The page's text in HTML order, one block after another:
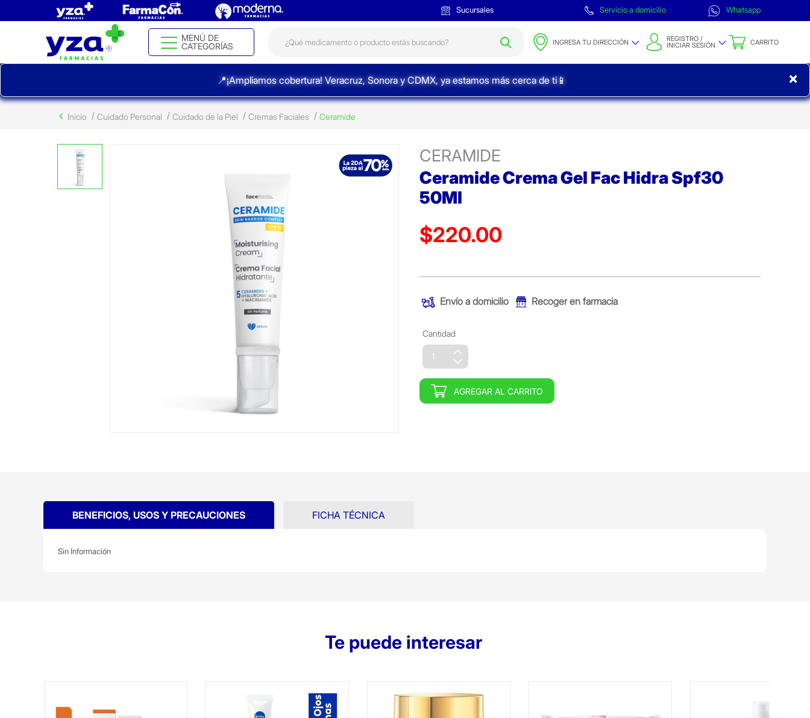
Sucursales Servicio a domicilio Whatsapp
MENÚ DE
CATEGORÍAS
INGRESA TU DIRECCIÓN REGISTRO /
INICIAR SESIÓN CARRITO
📍¡Ampliamos cobertura! Veracruz, Sonora y CDMX, ya estamos más cerca de ti📱 ×
Inicio Cuidado Personal Cuidado de la Piel Cremas Faciales Ceramide
CERAMIDE
Ceramide Crema Gel Fac Hidra Spf30
50Ml
Precio reducido de
$220.00
Envío a domicilio Recoger en farmacia
Cantidad
AGREGAR AL CARRITO
BENEFICIOS, USOS Y PRECAUCIONES
Sin Información
FICHA TÉCNICA
Te puede interesar